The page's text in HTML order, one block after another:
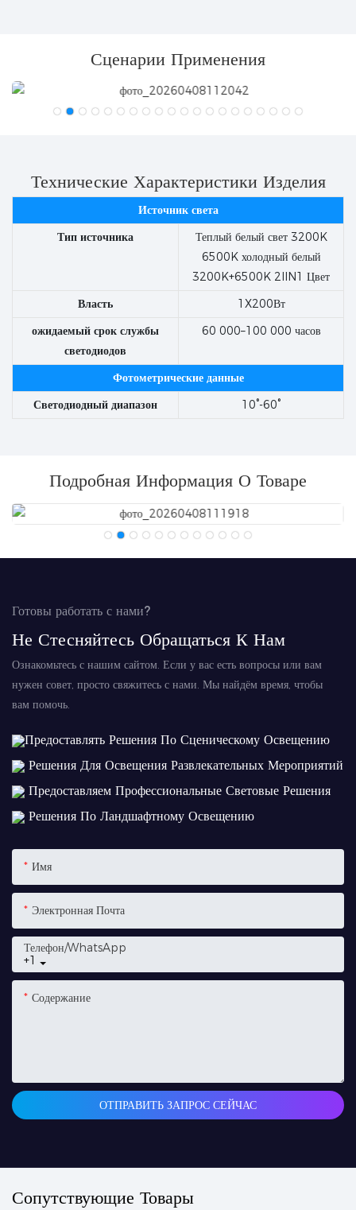
Сценарии Применения
Технические Характеристики Изделия
Источник света
Тип источника
Теплый белый свет 3200K
6500K холодный белый
3200K+6500K 2IIN1 Цвет
Власть
1X200Вт
ожидаемый срок службы
светодиодов
60 000–100 000 часов
Фотометрические данные
Светодиодный диапазон
10°-60°
Подробная Информация О Товаре
Готовы работать с нами?
Не Стесняйтесь Обращаться К Нам
Ознакомьтесь с нашим сайтом. Если у вас есть вопросы или вам
нужен совет, просто свяжитесь с нами. Мы найдём время, чтобы
вам помочь.
Предоставлять Решения По Сценическому Освещению
Решения Для Освещения Развлекательных Мероприятий
Предоставляем Профессиональные Световые Решения
Решения По Ландшафтному Освещению
Имя
Электронная Почта
+1
Телефон/WhatsApp
Содержание
ОТПРАВИТЬ ЗАПРОС СЕЙЧАС
Сопутствующие Товары